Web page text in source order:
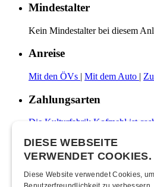
Mindestalter
Kein Mindestalter bei diesem
Anreise
Mit den ÖVs | Mit dem Auto |
Zahlungsarten
Die Kulturfabrik Kofmehl ist
gängigen Debit- & Kreditkarten
Wer über kein digitales
Abendkasse ein Kofmehl-
kostenlos beziehen und diese
DIESE WEBSEITE
VERWENDET COOKIES.
Diese Website verwendet Cookies,